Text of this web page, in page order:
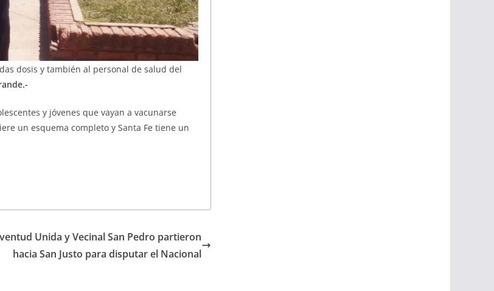
dosis y también al personal de salud del
y jóvenes que vayan a vacunarse
un esquema completo y Santa Fe tiene un
Unida y Vecinal San Pedro partieron
hacia San Justo para disputar el Nacional